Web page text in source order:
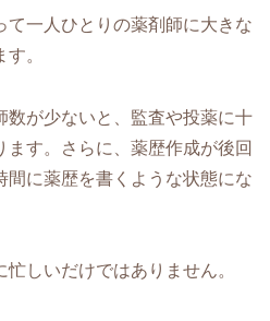
て一人ひとりの薬剤師に大きな
。
数が少ないと、監査や投薬に十
す。さらに、薬歴作成が後回
間に薬歴を書くような状態にな
しいだけではありません。